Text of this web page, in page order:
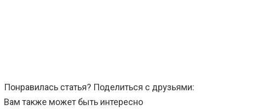
Понравилась статья? Поделиться с друзьями:
Вам также может быть интересно